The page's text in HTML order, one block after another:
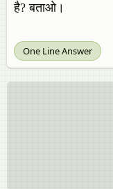
है? बताओ।
One Line Answer